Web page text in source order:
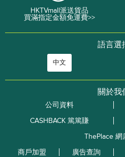
HKTVmall派送貨品
買滿指定金額免運費>>
語言選
中文
關於我
公司資料
CASHBACK 篤篤賺
ThePlace 網
商戶加盟
廣告查詢